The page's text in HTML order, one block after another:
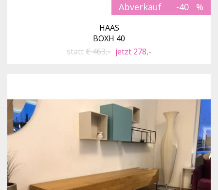
Abverkauf -40
HAAS
BOXH 40
statt€ 463,- jetzt 278,-